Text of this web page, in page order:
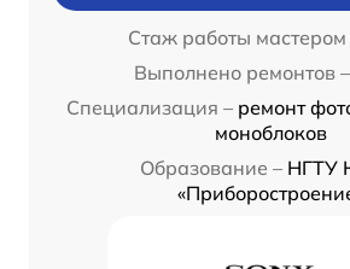
Стаж работы мастером
Выполнено ремонтов –
Специализация – ремонт
моноблоков
Образование – НГТУ